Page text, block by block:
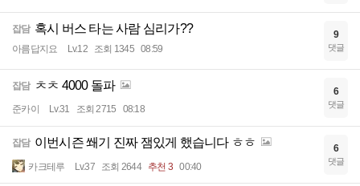
잡담 혹시 버스 타는 사람 심리가??
아름답지요 Lv.12 조회 1345 08:59
9
댓글
잡담 ㅊㅊ 4000 돌파
준카이 Lv.31 조회 2715 08:18
6
댓글
잡담 이번시즌 쐐기 진짜 잼있게 했습니다 ㅎㅎ
카크테루 Lv.37 조회 2644 추천 3 00:40
6
댓글